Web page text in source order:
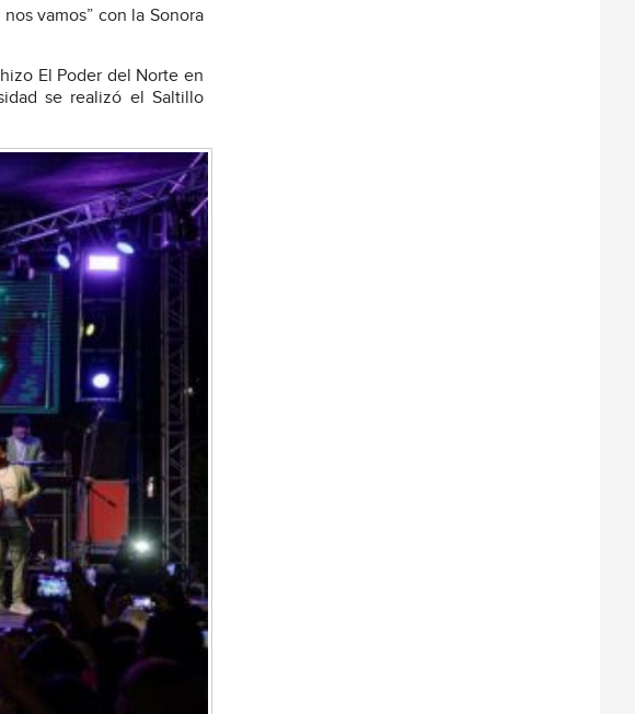
vamos” con la Sonora
El Poder del Norte en
se realizó el Saltillo